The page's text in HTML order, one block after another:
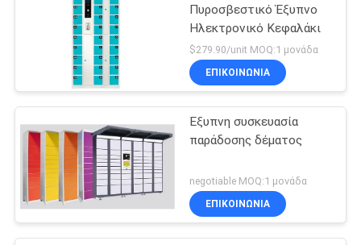
Μεταλλικό μονό
κρεβάτι
Πυροσβεστικό Έξυπνο
Ηλεκτρονικό Κεφαλάκι
$279.90/unit MOQ:1 μονάδα
ΕΠΙΚΟΙΝΩΝΊΑ
Έξυπνη συσκευασία
παράδοσης δέματος
negotiable MOQ:1 μονάδα
ΕΠΙΚΟΙΝΩΝΊΑ